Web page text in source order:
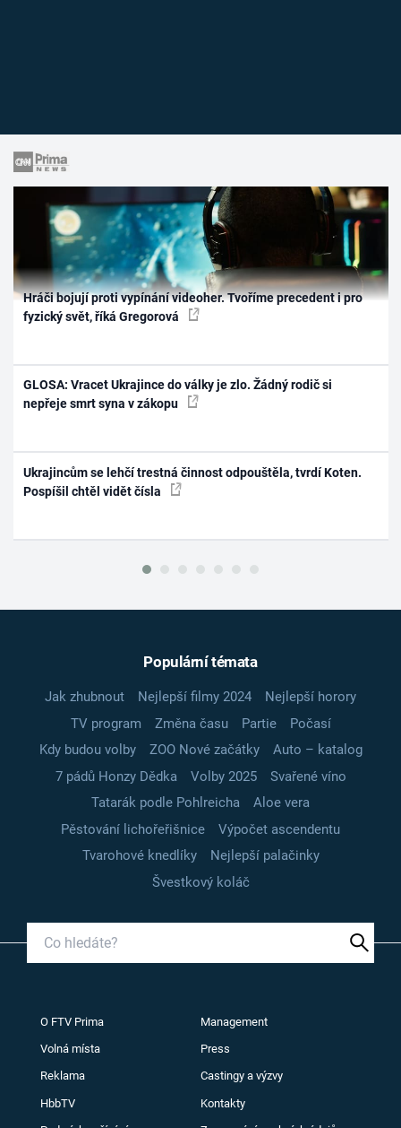
Hráči bojují proti vypínání videoher. Tvoříme precedent i pro
fyzický svět, říká Gregorová
GLOSA: Vracet Ukrajince do války je zlo. Žádný rodič si
nepřeje smrt syna v zákopu
Ukrajincům se lehčí trestná činnost odpouštěla, tvrdí Koten.
Pospíšil chtěl vidět čísla
Populární témata
Jak zhubnout Nejlepší filmy 2024
Nejlepší horory
TV program
Změna času Partie
Počasí
Kdy budou volby
ZOO Nové začátky
Auto – katalog
7 pádů Honzy Dědka
Volby 2025
Svařené víno
Tatarák podle Pohlreicha
Aloe vera
Pěstování lichořeřišnice
Výpočet ascendentu
Tvarohové knedlíky
Nejlepší palačinky
Švestkový koláč
O FTV Prima Management
Volná místa Press
Reklama Castingy a výzvy
HbbTV Kontakty